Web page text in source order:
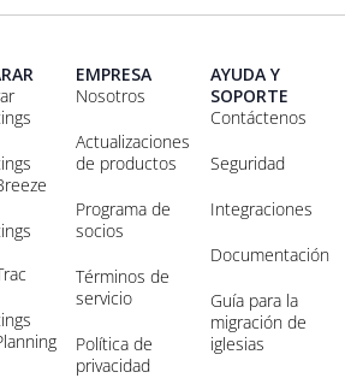
EMPRESA
Nosotros
Actualizaciones
de productos
Programa de
socios
Términos de
servicio
Política de
privacidad
AYUDA Y
SOPORTE
Contáctenos
Seguridad
Integraciones
Documentación
Guía para la
migración de
iglesias